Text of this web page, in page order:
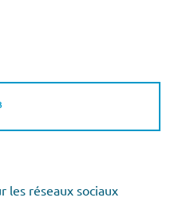
les réseaux sociaux